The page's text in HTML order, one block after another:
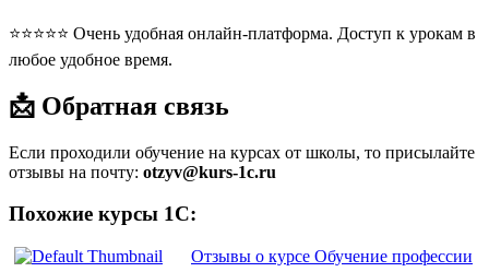
⭐⭐⭐⭐⭐ Очень удобная онлайн-платформа. Доступ к урокам в
любое удобное время.
📩 Обратная связь
Если проходили обучение на курсах от школы, то присылайте
отзывы на почту: otzyv@kurs-1c.ru
Похожие курсы 1С:
Отзывы о курсе Обучение профессии